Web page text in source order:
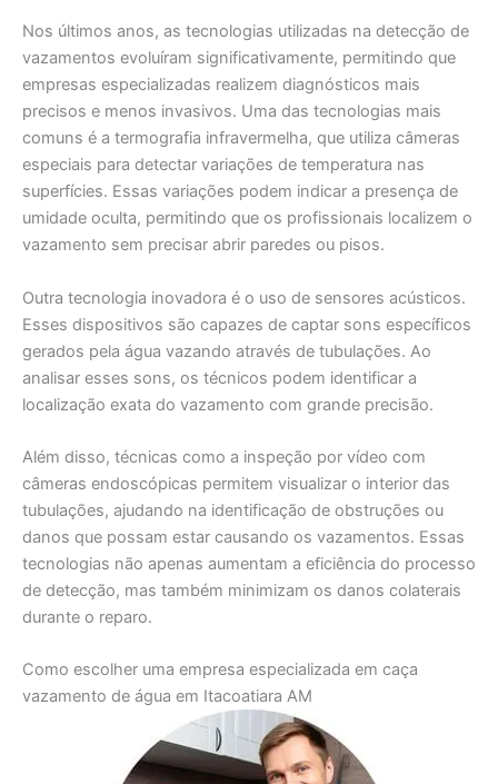
Nos últimos anos, as tecnologias utilizadas na detecção de
vazamentos evoluíram significativamente, permitindo que
empresas especializadas realizem diagnósticos mais
precisos e menos invasivos. Uma das tecnologias mais
comuns é a termografia infravermelha, que utiliza câmeras
especiais para detectar variações de temperatura nas
superfícies. Essas variações podem indicar a presença de
umidade oculta, permitindo que os profissionais localizem o
vazamento sem precisar abrir paredes ou pisos.
Outra tecnologia inovadora é o uso de sensores acústicos.
Esses dispositivos são capazes de captar sons específicos
gerados pela água vazando através de tubulações. Ao
analisar esses sons, os técnicos podem identificar a
localização exata do vazamento com grande precisão.
Além disso, técnicas como a inspeção por vídeo com
câmeras endoscópicas permitem visualizar o interior das
tubulações, ajudando na identificação de obstruções ou
danos que possam estar causando os vazamentos. Essas
tecnologias não apenas aumentam a eficiência do processo
de detecção, mas também minimizam os danos colaterais
durante o reparo.
Como escolher uma empresa especializada em caça
vazamento de água em Itacoatiara AM